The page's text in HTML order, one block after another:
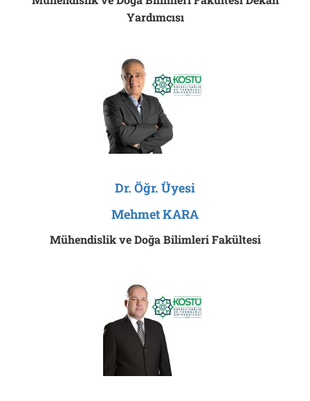
Yardımcısı
Dr. Öğr. Üyesi
Mehmet KARA
Mühendislik ve Doğa Bilimleri Fakültesi